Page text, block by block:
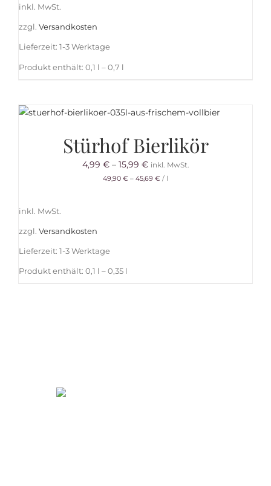
inkl. MwSt.
zzgl. Versandkosten
Lieferzeit: 1-3 Werktage
Produkt enthält: 0,1 l – 0,7 l
Stürhof Bierlikör
4,99 €– 15,99 € inkl. MwSt.
49,90 € – 45,69 € / l
inkl. MwSt.
zzgl. Versandkosten
Lieferzeit: 1-3 Werktage
Produkt enthält: 0,1 l – 0,35 l